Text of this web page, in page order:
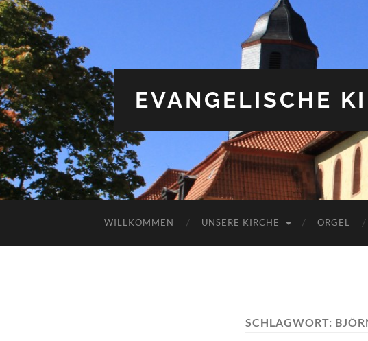
EVANGELISCHE
WILLKOMMEN UNSERE KIRCHE ORGEL
SCHLAGWORT: